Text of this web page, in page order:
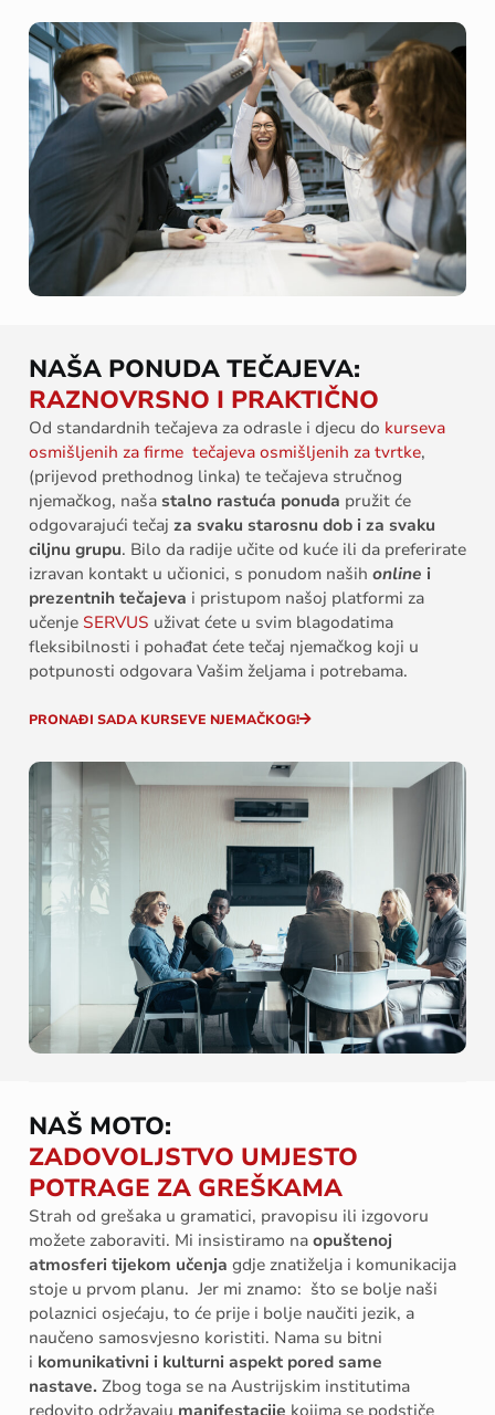
NAŠA PONUDA TEČAJEVA:
RAZNOVRSNO I PRAKTIČNO
Od standardnih tečajeva za odrasle i djecu do kurseva
osmišljenih za firme tečajeva osmišljenih za tvrtke,
(prijevod prethodnog linka) te tečajeva stručnog
njemačkog, naša stalno rastuća ponuda pružit će
odgovarajući tečaj za svaku starosnu dob i za svaku
ciljnu grupu. Bilo da radije učite od kuće ili da preferirate
izravan kontakt u učionici, s ponudom naših online i
prezentnih tečajeva i pristupom našoj platformi za
učenje SERVUS uživat ćete u svim blagodatima
fleksibilnosti i pohađat ćete tečaj njemačkog koji u
potpunosti odgovara Vašim željama i potrebama.
PRONAĐI SADA KURSEVE NJEMAČKOG!
NAŠ MOTO:
ZADOVOLJSTVO UMJESTO
POTRAGE ZA GREŠKAMA
Strah od grešaka u gramatici, pravopisu ili izgovoru
možete zaboraviti. Mi insistiramo na opuštenoj
atmosferi tijekom učenja gdje znatiželja i komunikacija
stoje u prvom planu. Jer mi znamo: što se bolje naši
polaznici osjećaju, to će prije i bolje naučiti jezik, a
naučeno samosvjesno koristiti. Nama su bitni
i komunikativni i kulturni aspekt pored same
nastave. Zbog toga se na Austrijskim institutima
redovito održavaju manifestacije kojima se podstiče